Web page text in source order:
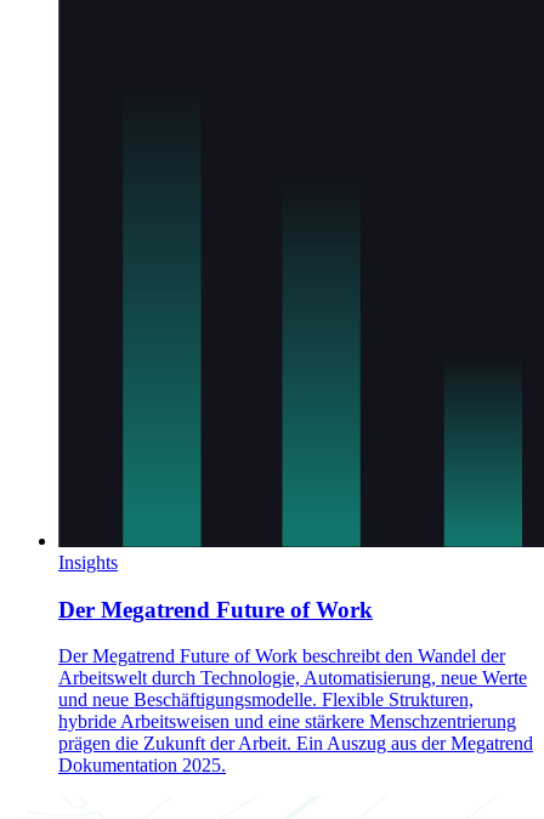
Insights
Der Megatrend Future of Work
Der Megatrend Future of Work beschreibt den Wandel der
Arbeitswelt durch Technologie, Automatisierung, neue Werte
und neue Beschäftigungsmodelle. Flexible Strukturen,
hybride Arbeitsweisen und eine stärkere Menschzentrierung
prägen die Zukunft der Arbeit. Ein Auszug aus der Megatrend
Dokumentation 2025.